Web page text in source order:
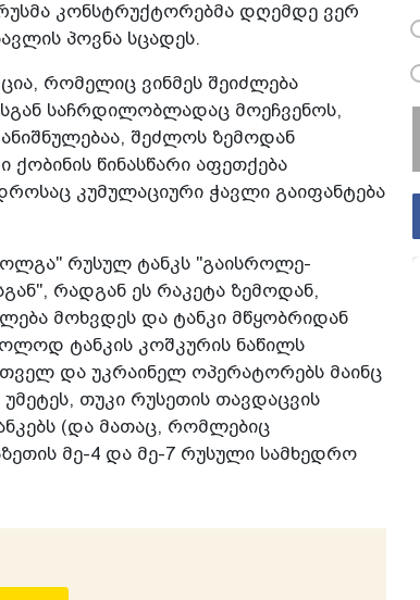
კონსტრუქტორებმა დღემდე ვერ
პოვნა სცადეს.
რომელიც ვინმეს შეიძლება
საჩრდილობლადაც მოეჩვენოს,
შეძლოს ზემოდან
ქობინის წინასწარი აფეთქება
კუმულაციური ჭავლი გაიფანტება
რუსულ ტანკს "გაისროლე-
რადგან ეს რაკეტა ზემოდან,
მოხვდეს და ტანკი მწყობრიდან
ტანკის კოშკურის ნაწილს
და უკრაინელ ოპერატორებს მაინც
თუკი რუსეთის თავდაცვის
(და მათაც, რომლებიც
მე-4 და მე-7 რუსული სამხედრო